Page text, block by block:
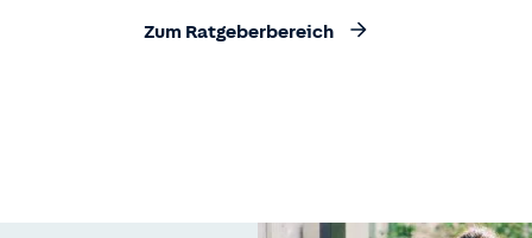
Zum Ratgeberbereich